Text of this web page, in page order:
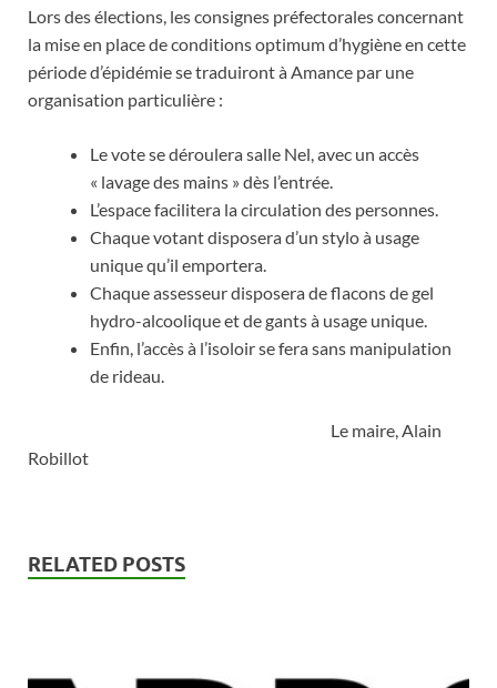
Lors des élections, les consignes préfectorales concernant
la mise en place de conditions optimum d’hygiène en cette
période d’épidémie se traduiront à Amance par une
organisation particulière :
Le vote se déroulera salle Nel, avec un accès
« lavage des mains » dès l’entrée.
L’espace facilitera la circulation des personnes.
Chaque votant disposera d’un stylo à usage
unique qu’il emportera.
Chaque assesseur disposera de flacons de gel
hydro-alcoolique et de gants à usage unique.
Enfin, l’accès à l’isoloir se fera sans manipulation
de rideau.
Le maire, Alain
Robillot
RELATED POSTS